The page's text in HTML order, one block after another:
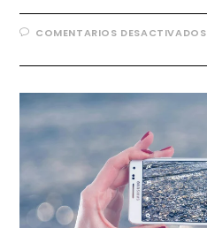
COMENTARIOS DESACTIVADOS